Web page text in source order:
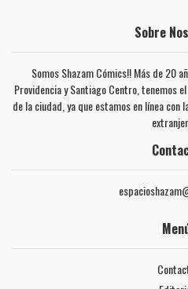
Sobre
Somos Shazam Cómics!! Más de 20
Providencia y Santiago Centro, tenemos
de la ciudad, ya que estamos en línea